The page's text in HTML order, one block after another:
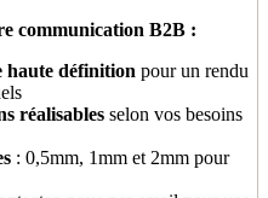
communication B2B :
haute définition pour un rendu
réalisables selon vos besoins
: 0,5mm, 1mm et 2mm pour